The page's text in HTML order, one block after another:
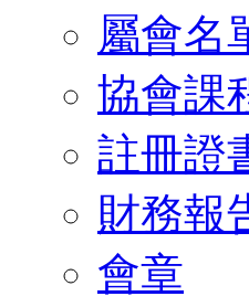
屬會名
協會課
註冊證
財務報
會章